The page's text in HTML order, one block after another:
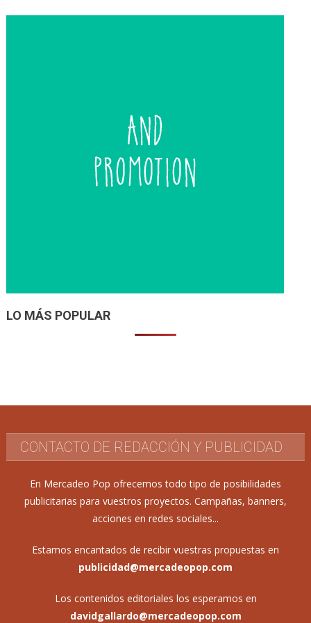
LO MÁS POPULAR
CONTACTO DE REDACCIÓN Y PUBLICIDAD
En Mercadeo Pop ofrecemos todo tipo de posibilidades
publicitarias para vuestros proyectos. Campañas, banners,
acciones en redes sociales...
Estamos encantados de recibir vuestras propuestas en
publicidad@mercadeopop.com
Los contenidos editoriales los esperamos en
davidgallardo@mercadeopop.com